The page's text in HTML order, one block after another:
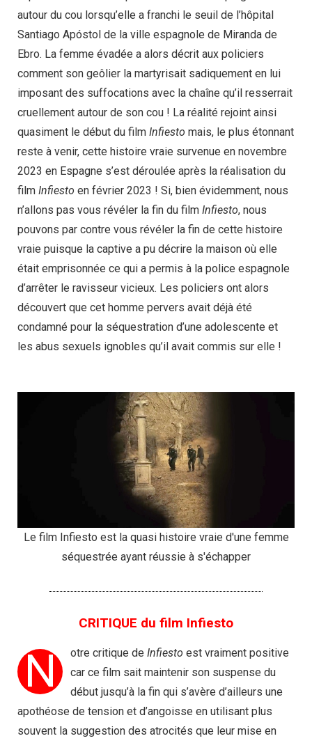
autour du cou lorsqu’elle a franchi le seuil de l’hôpital
Santiago Apóstol de la ville espagnole de Miranda de
Ebro. La femme évadée a alors décrit aux policiers
comment son geôlier la martyrisait sadiquement en lui
imposant des suffocations avec la chaîne qu’il resserrait
cruellement autour de son cou ! La réalité rejoint ainsi
quasiment le début du film Infiesto mais, le plus étonnant
reste à venir, cette histoire vraie survenue en novembre
2023 en Espagne s’est déroulée après la réalisation du
film Infiesto en février 2023 ! Si, bien évidemment, nous
n’allons pas vous révéler la fin du film Infiesto, nous
pouvons par contre vous révéler la fin de cette histoire
vraie puisque la captive a pu décrire la maison où elle
était emprisonnée ce qui a permis à la police espagnole
d’arrêter le ravisseur vicieux. Les policiers ont alors
découvert que cet homme pervers avait déjà été
condamné pour la séquestration d’une adolescente et
les abus sexuels ignobles qu’il avait commis sur elle !
Le film Infiesto est la quasi histoire vraie d'une femme
séquestrée ayant réussie à s'échapper
CRITIQUE du film Infiesto
N otre critique de Infiesto est vraiment positive
car ce film sait maintenir son suspense du
début jusqu’à la fin qui s’avère d’ailleurs une
apothéose de tension et d’angoisse en utilisant plus
souvent la suggestion des atrocités que leur mise en